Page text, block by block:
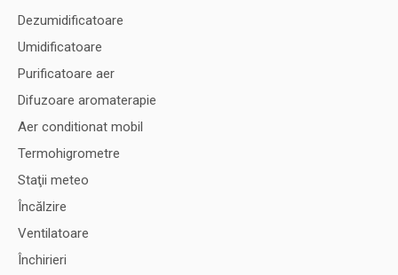
Dezumidificatoare
Umidificatoare
Purificatoare aer
Difuzoare aromaterapie
Aer conditionat mobil
Termohigrometre
Staţii meteo
Încălzire
Ventilatoare
Închirieri